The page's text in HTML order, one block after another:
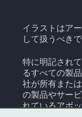
イラストはア
して扱うべき
特に明記され
るすべての製
社が所有また
の製品やサー
れているアボ